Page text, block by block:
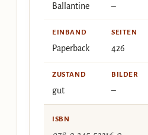
Ballantine –
EINBAND
Paperback
SEITEN
426
ZUSTAND
gut
BILDER
–
ISBN